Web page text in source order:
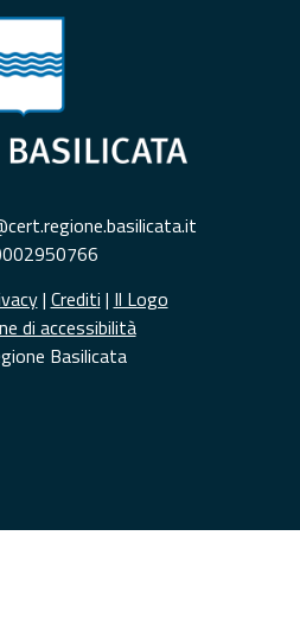
| Crediti | Il Logo
di accessibilità
Basilicata